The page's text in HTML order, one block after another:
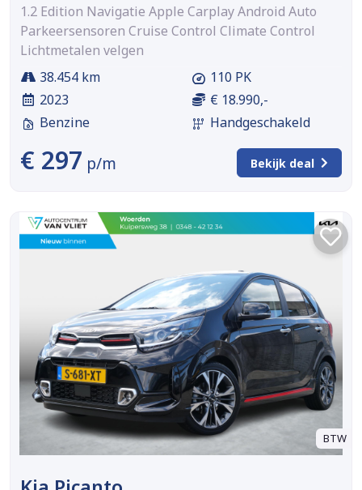
1.2 Edition Navigatie Apple Carplay Android Auto
Parkeersensoren Cruise Control Climate Control
Lichtmetalen velgen
38.454 km
2023
Benzine
110 PK
€ 18.990,-
Handgeschakeld
€ 297 p/m Bekijk deal
BTW